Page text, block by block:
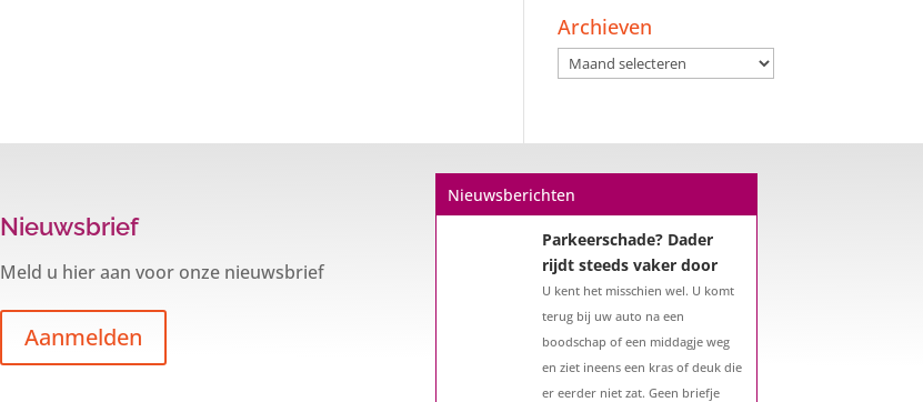
Archieven
Archieven
Nieuwsbrief
Meld u hier aan voor onze nieuwsbrief
Aanmelden
Nieuwsberichten
mogelijkheden
De woningmarkt is nog steeds in
beweging. Misschien denkt u na
hypotheek als u 57 jaar of ouder
bent?...
Parkeerschade? Dader
rijdt steeds vaker door
U kent het misschien wel. U komt
terug bij uw auto na een
boodschap of een middagje weg
en ziet ineens een kras of deuk die
er eerder niet zat. Geen briefje